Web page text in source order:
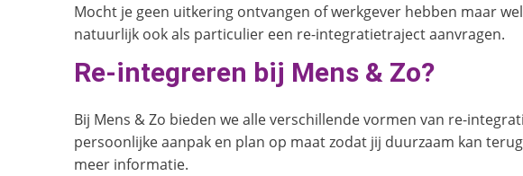
Mocht je geen uitkering ontvangen of werkgever hebben maar
natuurlijk ook als particulier een re-integratietraject aanvragen.
Re-integreren bij Mens & Zo?
Bij Mens & Zo bieden we alle verschillende vormen van re-
persoonlijke aanpak en plan op maat zodat jij duurzaam kan
meer informatie.